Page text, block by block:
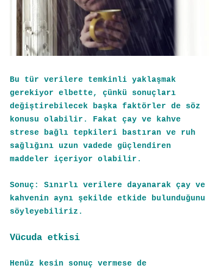
Bu tür verilere temkinli yaklaşmak
gerekiyor elbette, çünkü sonuçları
değiştirebilecek başka faktörler de söz
konusu olabilir. Fakat çay ve kahve
strese bağlı tepkileri bastıran ve ruh
sağlığını uzun vadede güçlendiren
maddeler içeriyor olabilir.
Sonuç: Sınırlı verilere dayanarak çay ve
kahvenin aynı şekilde etkide bulunduğunu
söyleyebiliriz.
Vücuda etkisi
Henüz kesin sonuç vermese de